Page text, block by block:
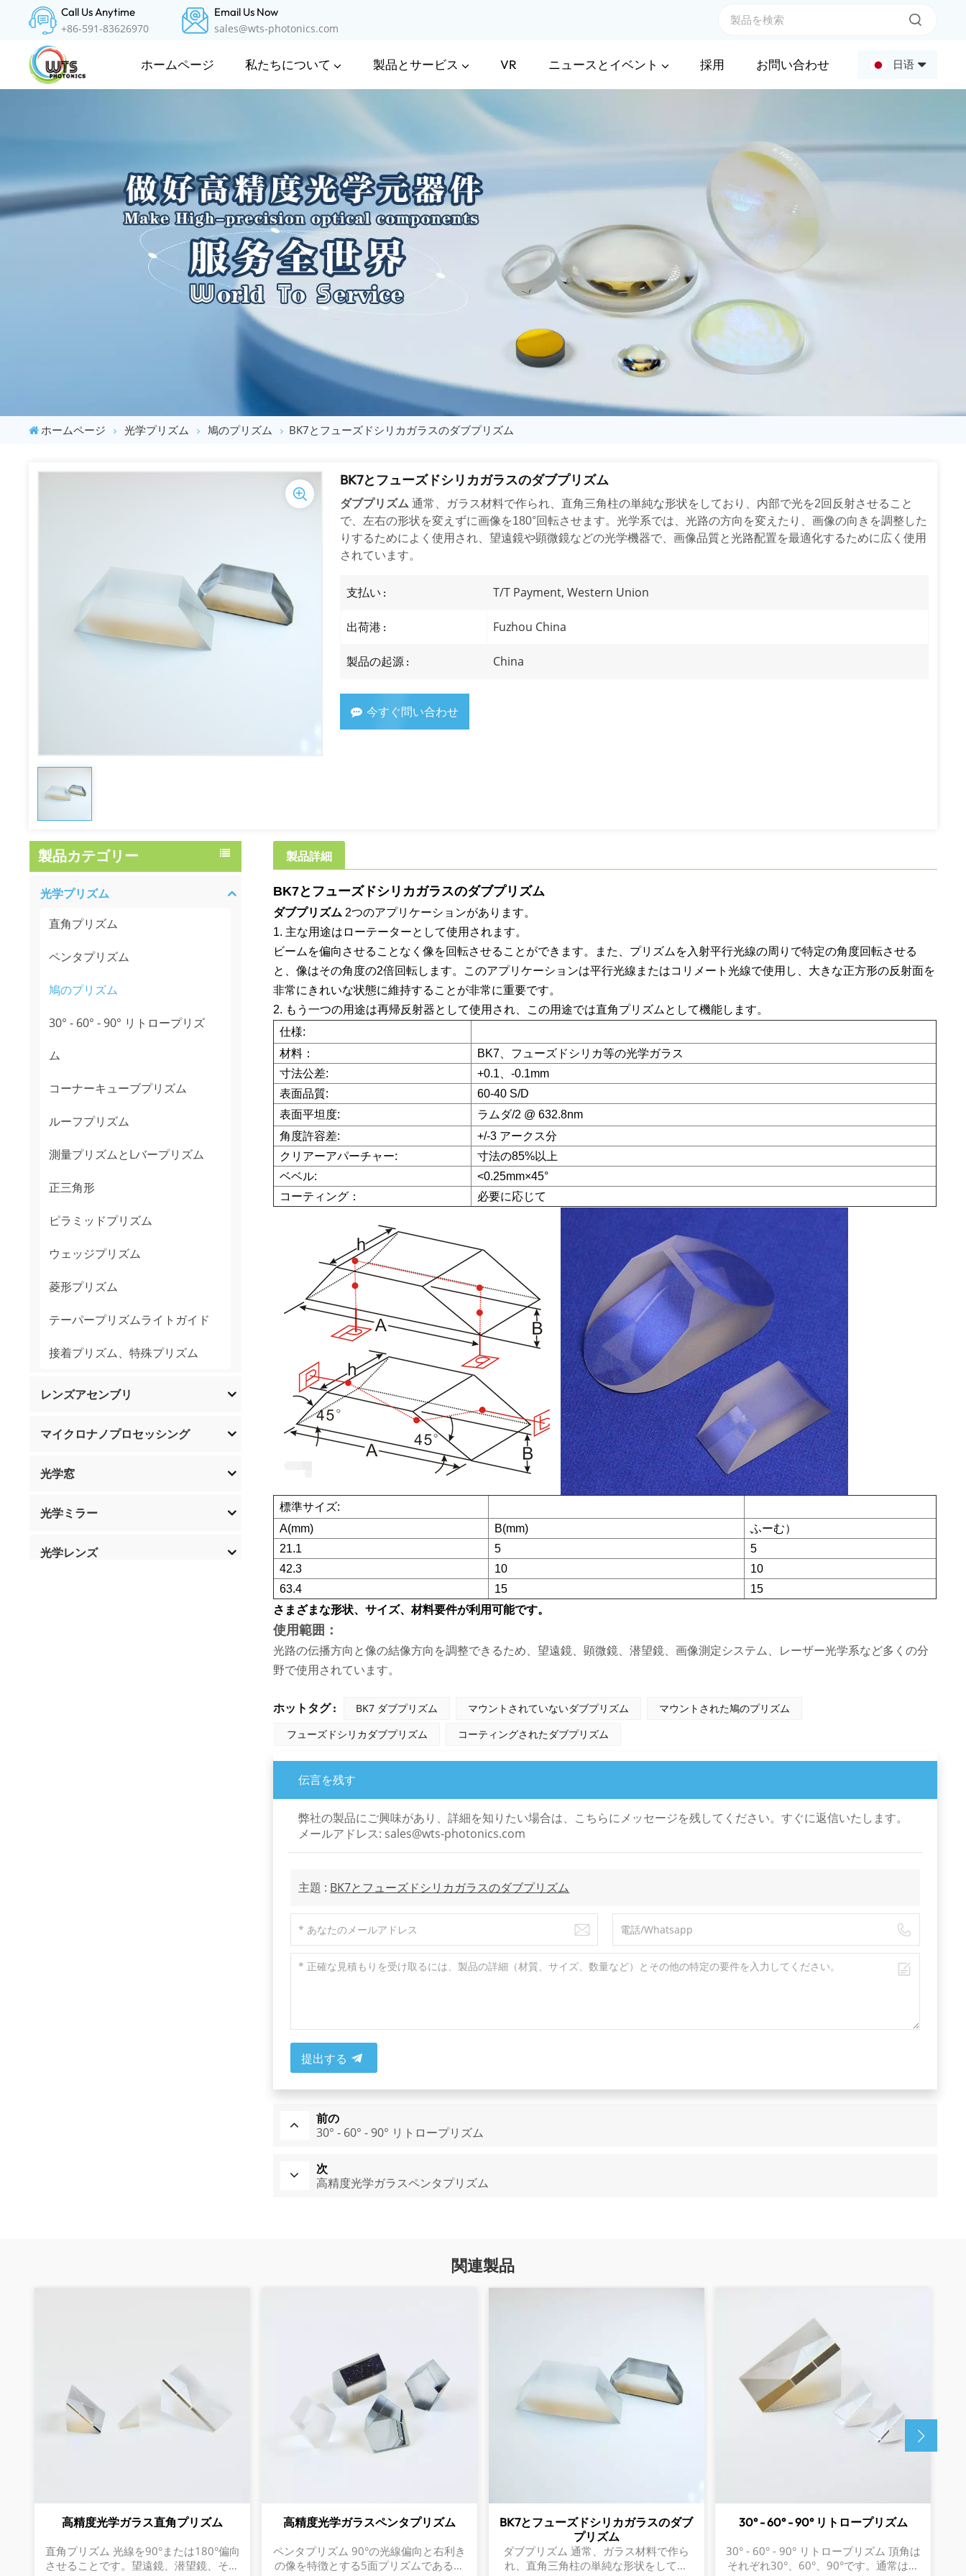
Call Us Anytime
+86-591-83626970
Email Us Now
sales@wts-photonics.com
ホームページ 私たちについて 製品とサービス VR ニュースとイベント 採用 お問い合わせ 日语
中文
ホームページ 光学プリズム 鳩のプリズム BK7とフューズドシリカガラスのダブプリズム
BK7とフューズドシリカガラスのダブプリズム
ダブプリズム 通常、ガラス材料で作られ、直角三角柱の単純な形状をしており、内部で光を2回反射させること
で、左右の形状を変えずに画像を180°回転させます。光学系では、光路の方向を変えたり、画像の向きを調整した
りするためによく使用され、望遠鏡や顕微鏡などの光学機器で、画像品質と光路配置を最適化するために広く使用
されています。
支払い : T/T Payment, Western Union
出荷港 : Fuzhou China
製品の起源 : China
今すぐ問い合わせ
製品カテゴリー
光学プリズム
直角プリズム
ペンタプリズム
鳩のプリズム
30° - 60° - 90° リトロープリズ
ム
コーナーキューブプリズム
ルーフプリズム
測量プリズムとLバープリズム
正三角形
ピラミッドプリズム
ウェッジプリズム
菱形プリズム
テーパープリズムライトガイド
接着プリズム、特殊プリズム
レンズアセンブリ
マイクロナノプロセッシング
光学窓
光学ミラー
光学レンズ
製品詳細
BK7とフューズドシリカガラスのダブプリズム
ダブプリズム 2つのアプリケーションがあります。
1. 主な用途はローテーターとして使用されます。
ビームを偏向させることなく像を回転させることができます。また、プリズムを入射平行光線の周りで特定の角度回転させる
と、像はその角度の2倍回転します。このアプリケーションは平行光線またはコリメート光線で使用し、大きな正方形の反射面を
非常にきれいな状態に維持することが非常に重要です。
2. もう一つの用途は再帰反射器として使用され、この用途では直角プリズムとして機能します。
仕様:
材料：
BK7、フューズドシリカ等の光学ガラス
寸法公差:
+0.1、-0.1mm
表面品質:
60-40 S/D
表面平坦度:
ラムダ/2 @ 632.8nm
角度許容差:
+/-3 アークス分
クリアーアパーチャー:
寸法の85%以上
ベベル:
<0.25mm×45°
コーティング：
必要に応じて
標準サイズ:
A(mm)
B(mm)
ふーむ）
21.1
5
5
42.3
10
10
63.4
15 15
さまざまな形状、サイズ、材料要件が利用可能です。
使用範囲：
光路の伝播方向と像の結像方向を調整できるため、望遠鏡、顕微鏡、潜望鏡、画像測定システム、レーザー光学系など多くの分
野で使用されています。
ホットタグ : BK7 ダブプリズム マウントされていないダブプリズム
マウントされた鳩のプリズム
フューズドシリカダブプリズム
コーティングされたダブプリズム
伝言を残す
弊社の製品にご興味があり、詳細を知りたい場合は、こちらにメッセージを残してください。すぐに返信いたします。
メールアドレス: sales@wts-photonics.com
主題 : BK7とフューズドシリカガラスのダブプリズム
提出する
前の
30° - 60° - 90° リトロープリズム
次
高精度光学ガラスペンタプリズム
関連製品
高精度光学ガラス直角プリズム
直角プリズム 光線を90°または180°偏向
させることです。望遠鏡、潜望鏡、その
高精度光学ガラスペンタプリズム
ペンタプリズム 90°の光線偏向と右利き
の像を特徴とする5面プリズムである。
BK7とフューズドシリカガラスのダブ
プリズム
ダブプリズム 通常、ガラス材料で作ら
れ、直角三角柱の単純な形状をしてお
30° - 60° - 90° リトロープリズム
30° - 60° - 90° リトロープリズム 頂角は
それぞれ30°、60°、90°です。通常は光